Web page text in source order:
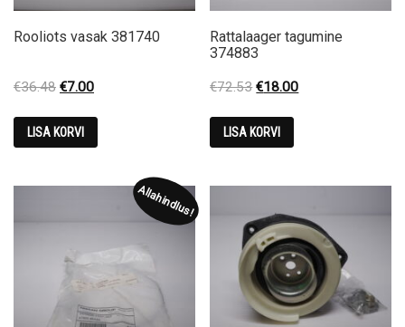
Rooliots vasak 381740
€36.48 Original
was:
€36.48.
€7.00Current
€7.00.
LISA KORVI
Rattalaager tagumine
374883
€72.53 Original
was:
€72.53.
€18.00Current
LISA KORVI
Allahindlus!